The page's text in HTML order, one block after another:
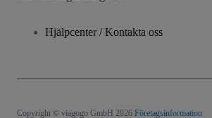
Hjälpcenter / Kontakta oss
Copyright © viagogo GmbH 2026 Företagsinformation